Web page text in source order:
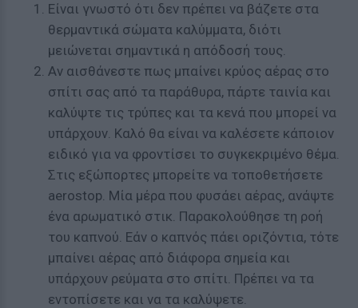
Είναι γνωστό ότι δεν πρέπει να βάζετε στα
θερμαντικά σώματα καλύμματα, διότι
μειώνεται σημαντικά η απόδοσή τους.
Αν αισθάνεστε πως μπαίνει κρύος αέρας στο
σπίτι σας από τα παράθυρα, πάρτε ταινία και
καλύψτε τις τρύπες και τα κενά που μπορεί να
υπάρχουν. Καλό θα είναι να καλέσετε κάποιον
ειδικό για να φροντίσει το συγκεκριμένο θέμα.
Στις εξώπορτες μπορείτε να τοποθετήσετε
aerostop. Μία μέρα που φυσάει αέρας, ανάψτε
ένα αρωματικό στικ. Παρακολούθησε τη ροή
του καπνού. Εάν ο καπνός πάει οριζόντια, τότε
μπαίνει αέρας από διάφορα σημεία και
υπάρχουν ρεύματα στο σπίτι. Πρέπει να τα
εντοπίσετε και να τα καλύψετε.